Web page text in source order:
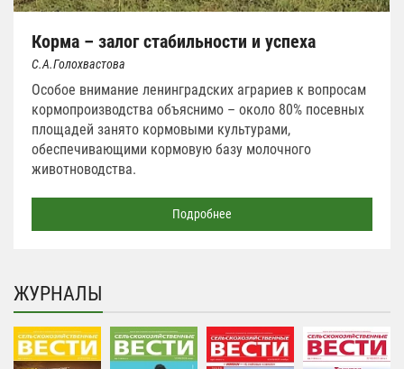
Корма – залог стабильности и успеха
С.А.Голохвастова
Особое внимание ленинградских аграриев к вопросам
кормопроизводства объяснимо – около 80% посевных
площадей занято кормовыми культурами,
обеспечивающими кормовую базу молочного
животноводства.
Подробнее
ЖУРНАЛЫ